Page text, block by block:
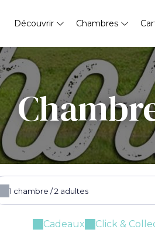
Découvrir Chambres
1 chambre /2 adultes
Cadeaux Click &